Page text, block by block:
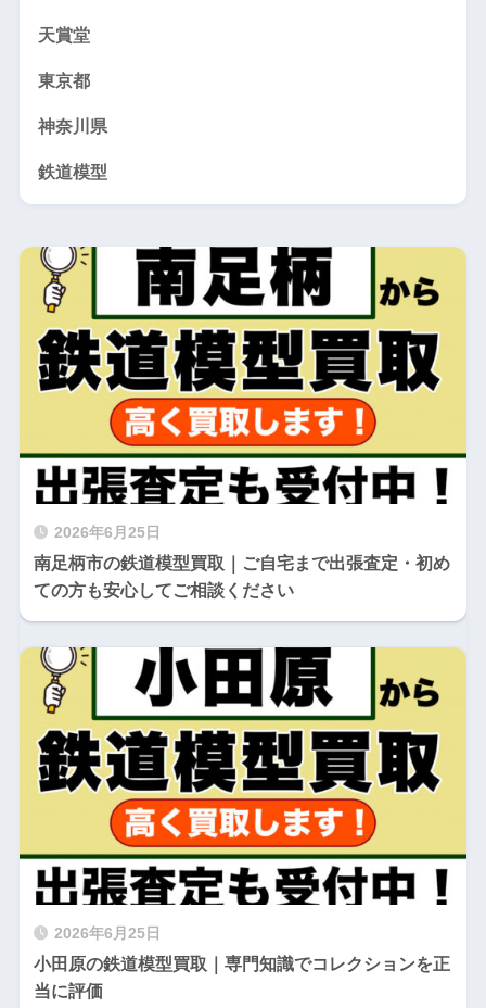
天賞堂
東京都
神奈川県
鉄道模型
2026年6月25日
南足柄市の鉄道模型買取｜ご自宅まで出張査定・初め
ての方も安心してご相談ください
2026年6月25日
小田原の鉄道模型買取｜専門知識でコレクションを正
当に評価